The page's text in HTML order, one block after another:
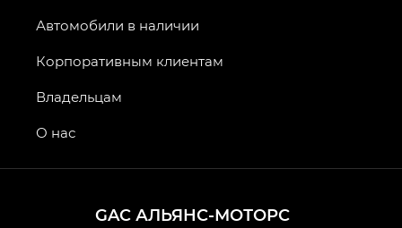
GAC АЛЬЯНС-МОТОРС
Автомобили в наличии
Корпоративным клиентам
Владельцам
О нас